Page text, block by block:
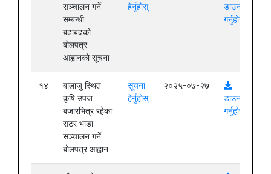
सञ्चालन गर्ने
सम्बन्धी
बढाबढको
बोलपत्र
आह्वानको सूचना
हेर्नुहोस्
डाउनलोड
गर्नुहोस्
१४
बालाजु स्थित
कृषि उपज
बजारभित्र रहेका
सटर भाडा
सञ्चालन गर्ने
बोलपत्र आह्वान
सूचना
हेर्नुहोस्
२०२५-०७-२७
डाउनलोड
गर्नुहोस्